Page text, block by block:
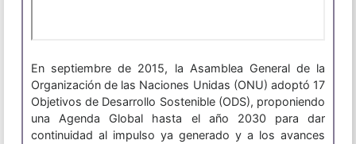
En septiembre de 2015, la Asamblea General de la
Organización de las Naciones Unidas (ONU) adoptó 17
Objetivos de Desarrollo Sostenible (ODS), proponiendo
una Agenda Global hasta el año 2030 para dar
continuidad al impulso ya generado y a los avances